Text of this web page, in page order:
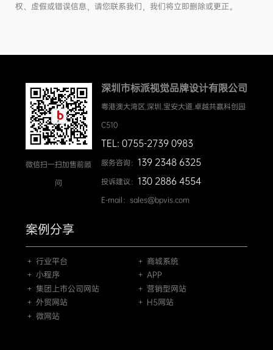
权、虚假或错误信息，请您联系我们，我们将立即删除或更正。
微信扫一扫加售前顾
问
深圳市标派视觉品牌设计有限公司
粤港澳大湾区.深圳.宝安大道.卓越共赢科创园
C510
TEL: 0755-2739 0983
服务咨询： 139 2348 6325
投诉建议： 130 2886 4554
E-mail：sales@bpvis.com
案例分享
＋ 行业平台
＋ 商城系统
＋ 小程序
＋ APP
＋ 集团上市公司网站
＋ 营销型网站
＋ 外贸网站
＋ H5网站
＋ 微网站